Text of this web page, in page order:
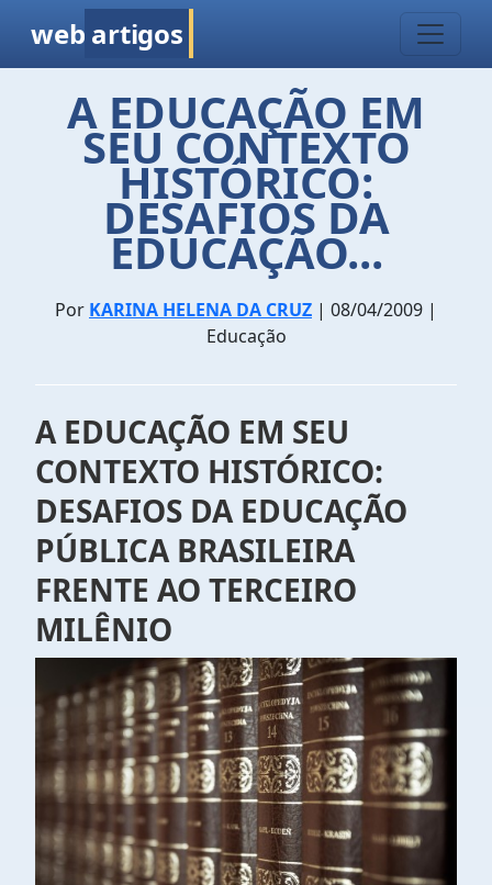
web artigos
A EDUCAÇÃO EM
SEU CONTEXTO
HISTÓRICO:
DESAFIOS DA
EDUCAÇÃO...
Por KARINA HELENA DA CRUZ | 08/04/2009 |
Educação
A EDUCAÇÃO EM SEU
CONTEXTO HISTÓRICO:
DESAFIOS DA EDUCAÇÃO
PÚBLICA BRASILEIRA
FRENTE AO TERCEIRO
MILÊNIO